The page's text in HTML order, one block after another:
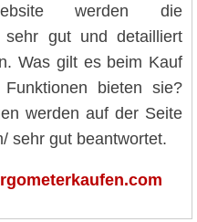
werden die
sehr gut und detailliert
Was gilt es beim Kauf
bieten sie?
werden auf der Seite
sehr gut beantwortet.